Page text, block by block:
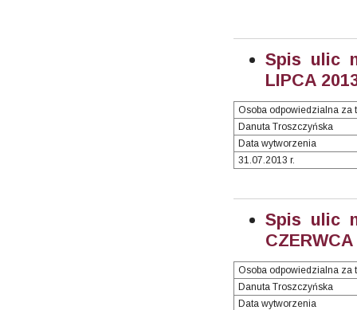
Spis ulic
LIPCA
Osoba odpowiedzialna za
Danuta Troszczyńska
Data wytworzenia
31.07.2013 r.
Spis ulic
Osoba odpowiedzialna za
Danuta Troszczyńska
Data wytworzenia